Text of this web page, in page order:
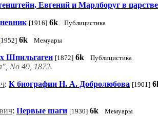
Евгений и Марлборуг в
[1916] 6k Публицистика
6k Мемуары
Шпильгаген [1872] 6k Публицистика
No 49, 1872.
: К биографии Н. А. Добролюбова [1901]
: Первые шаги [1930] 6k Мемуары